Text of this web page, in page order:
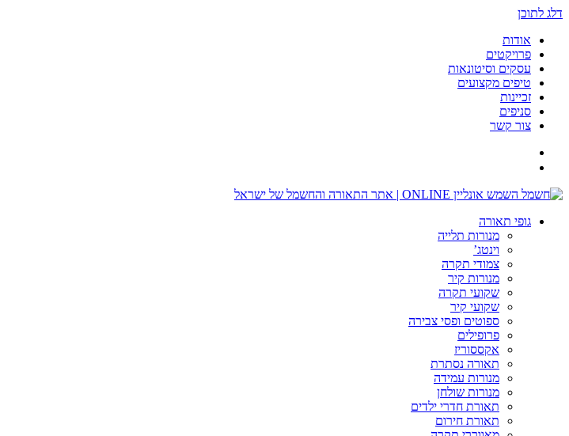
דלג לתוכן
אודות
פרויקטים
עסקים וסיטונאות
טיפים מקצועים
זכיינות
סניפים
צור קשר
גופי תאורה
מנורות תלייה
וינטג’
צמודי תקרה
מנורות קיר
שקועי תקרה
שקועי קיר
ספוטים ופסי צבירה
פרופילים
אקססוריז
תאורה נסתרת
מנורות עמידה
מנורות שולחן
תאורת חדרי ילדים
תאורת חירום